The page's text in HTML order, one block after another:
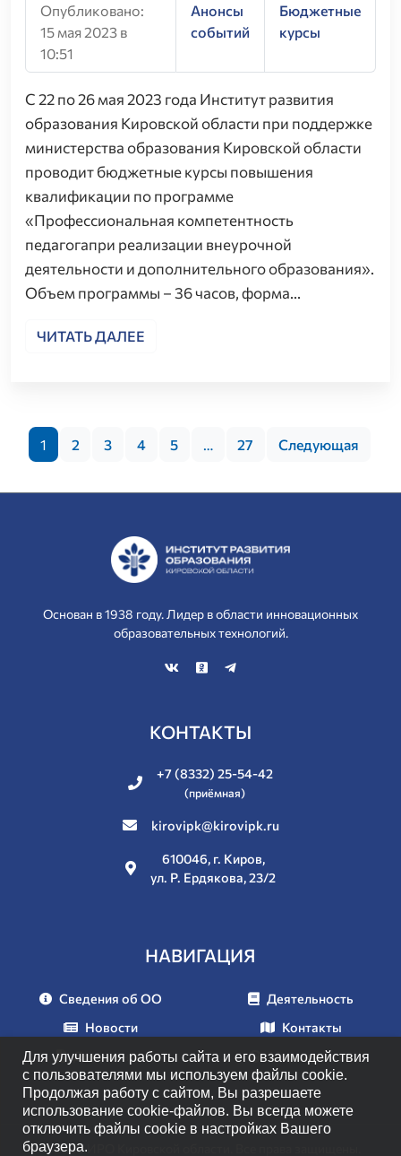
Опубликовано:
15 мая 2023 в
10:51
Анонсы
событий
Бюджетные
курсы
С 22 по 26 мая 2023 года Институт развития
образования Кировской области при поддержке
министерства образования Кировской области
проводит бюджетные курсы повышения
квалификации по программе
«Профессиональная компетентность
педагогапри реализации внеурочной
деятельности и дополнительного образования».
Объем программы – 36 часов, форма…
ЧИТАТЬ ДАЛЕЕ
1 2 3 4 5 27 Следующая
Основан в 1938 году. Лидер в области инновационных
образовательных технологий.
КОНТАКТЫ
+7 (8332) 25-54-42
(приёмная)
kirovipk@kirovipk.ru
610046, г. Киров,
ул. Р. Ердякова, 23/2
НАВИГАЦИЯ
Сведения об ОО
Новости
Документы
Деятельность
Контакты
Мероприятия
© 2026 ИРО Кировской области. Все права защищены.
Для улучшения работы сайта и его взаимодействия
с пользователями мы используем файлы cookie.
Продолжая работу с сайтом, Вы разрешаете
использование cookie-файлов. Вы всегда можете
отключить файлы cookie в настройках Вашего
браузера.